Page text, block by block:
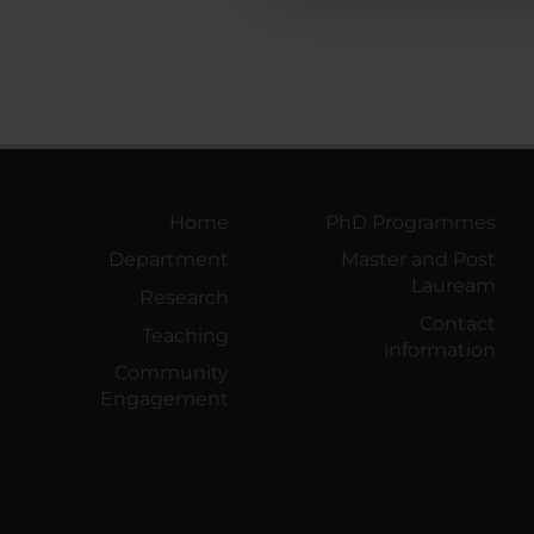
Home
Department
Research
Teaching
Community
Engagement
PhD Programmes
Master and Post
Lauream
Contact
information